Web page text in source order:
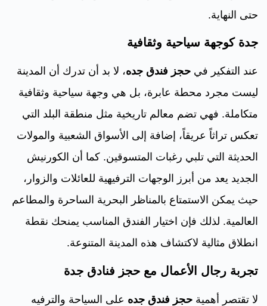
حتى النهاية.
جدة كوجهة سياحية وثقافية
عند التفكير في حجز فندق جده، لا بد أن تدرك أن المدينة
ليست مجرد محطة عابرة، بل هي وجهة سياحية وثقافية
متكاملة. فهي تضم معالم تاريخية مثل منطقة البلد التي
تعكس تراثاً عريقاً، إضافة إلى الأسواق الشعبية والمولات
الحديثة التي تلبي رغبات المتسوقين. كما أن الكورنيش
الجديد يعد من أبرز الوجهات الترفيهية للعائلات والزوار،
حيث يمكن الاستمتاع بالمناظر البحرية الساحرة والمطاعم
العالمية. لذلك فإن اختيار الفندق المناسب يمنحك نقطة
انطلاق مثالية لاكتشاف هذه المدينة المتنوعة.
تجربة رجال الأعمال مع حجز فنادق جدة
لا تقتصر أهمية حجز فندق جده على السياحة والترفيه